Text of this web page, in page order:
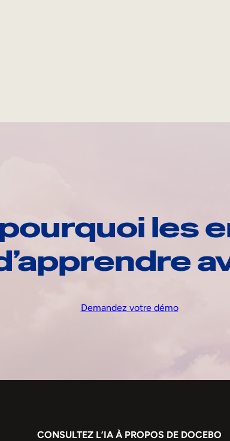
les
Demandez votre démo
CONSULTEZ L’IA À PROPOS DE DOCEBO